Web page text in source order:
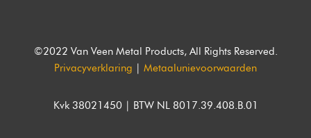
©2022 Van Veen Metal Products, All Rights Reserved.
Privacyverklaring | Metaalunievoorwaarden
Kvk 38021450 | BTW NL 8017.39.408.B.01